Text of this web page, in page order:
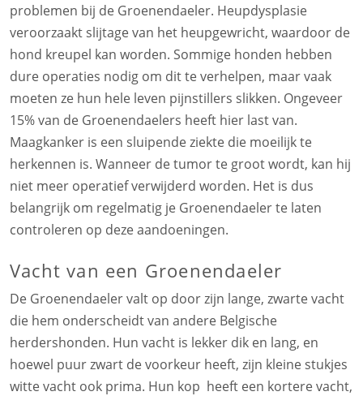
problemen bij de Groenendaeler. Heupdysplasie
veroorzaakt slijtage van het heupgewricht, waardoor de
hond kreupel kan worden. Sommige honden hebben
dure operaties nodig om dit te verhelpen, maar vaak
moeten ze hun hele leven pijnstillers slikken. Ongeveer
15% van de Groenendaelers heeft hier last van.
Maagkanker is een sluipende ziekte die moeilijk te
herkennen is. Wanneer de tumor te groot wordt, kan hij
niet meer operatief verwijderd worden. Het is dus
belangrijk om regelmatig je Groenendaeler te laten
controleren op deze aandoeningen.
Vacht van een Groenendaeler
De Groenendaeler valt op door zijn lange, zwarte vacht
die hem onderscheidt van andere Belgische
herdershonden. Hun vacht is lekker dik en lang, en
hoewel puur zwart de voorkeur heeft, zijn kleine stukjes
witte vacht ook prima. Hun kop heeft een kortere vacht,